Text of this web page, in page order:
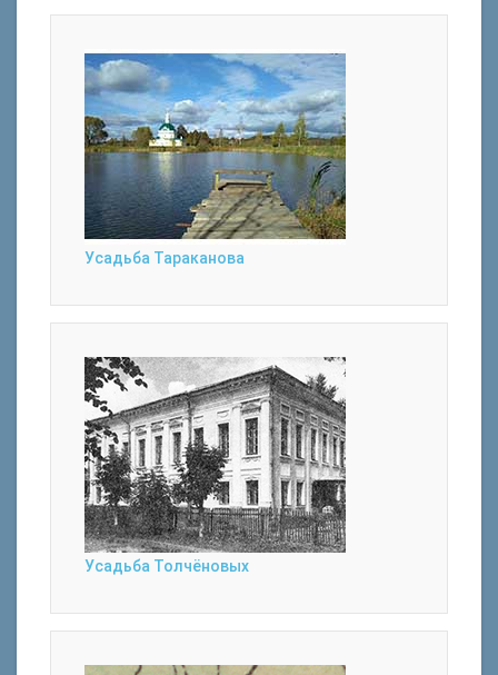
Усадьба Тараканова
Усадьба Толчёновых